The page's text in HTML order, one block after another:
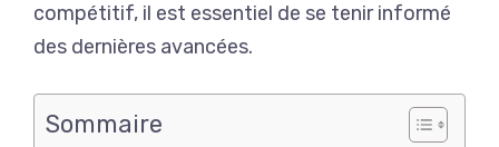
compétitif, il est essentiel de se tenir informé
des dernières avancées.
Sommaire